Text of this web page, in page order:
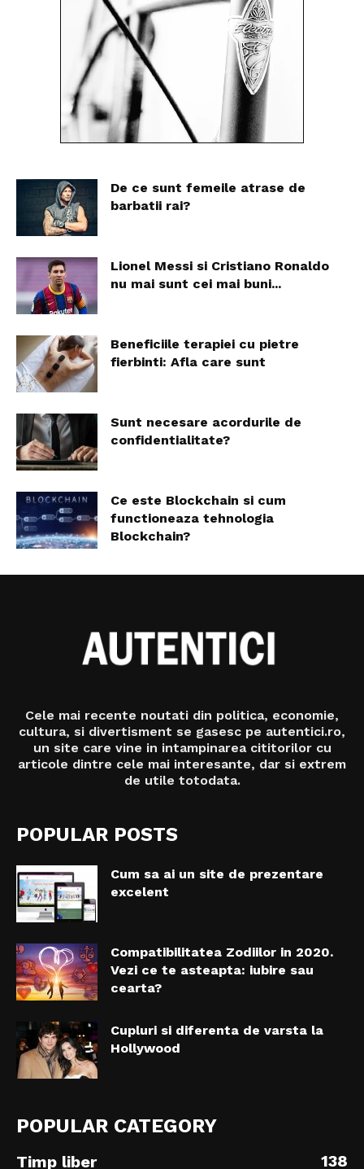
De ce sunt femeile atrase de
barbatii rai?
Lionel Messi si Cristiano Ronaldo
nu mai sunt cei mai buni...
Beneficiile terapiei cu pietre
fierbinti: Afla care sunt
Sunt necesare acordurile de
confidentialitate?
Ce este Blockchain si cum
functioneaza tehnologia
Blockchain?
Cele mai recente noutati din politica, economie,
cultura, si divertisment se gasesc pe autentici.ro,
un site care vine in intampinarea cititorilor cu
articole dintre cele mai interesante, dar si extrem
de utile totodata.
POPULAR POSTS
Cum sa ai un site de prezentare
excelent
Compatibilitatea Zodiilor in 2020.
Vezi ce te asteapta: iubire sau
cearta?
Cupluri si diferenta de varsta la
Hollywood
POPULAR CATEGORY
Timp liber 138